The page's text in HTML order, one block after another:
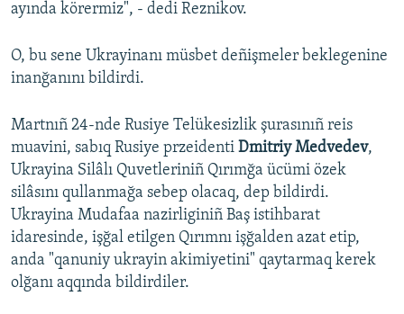
ayında körermiz", - dedi Reznikov.
O, bu sene Ukrayinanı müsbet deñişmeler beklegenine
inanğanını bildirdi.
Martnıñ 24-nde Rusiye Telükesizlik şurasınıñ reis
muavini, sabıq Rusiye przeidenti Dmitriy Medvedev,
Ukrayina Silâlı Quvetleriniñ Qırımğa ücümi özek
silâsını qullanmağa sebep olacaq, dep bildirdi.
Ukrayina Mudafaa nazirliginiñ Baş istihbarat
idaresinde, işğal etilgen Qırımnı işğalden azat etip,
anda "qanuniy ukrayin akimiyetini" qaytarmaq kerek
olğanı aqqında bildirdiler.